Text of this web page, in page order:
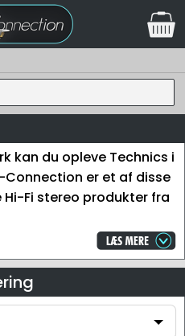
kan du opleve Technics i
er et af disse
Fi stereo produkter fra